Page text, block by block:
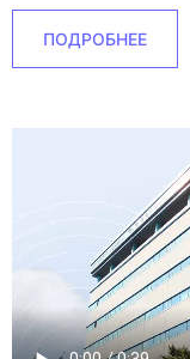
ПОДРОБНЕЕ